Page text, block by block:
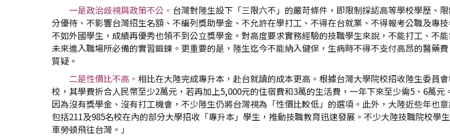
一是政治歧視與政策不公。 台灣對陸生設下「三限六不」的嚴苛條件，即限制採認高等學校學歷、
分優待、不影響台灣招生名額、不編列獎助學金、不允許在學打工、不得在台就業、不得報考公職及專
不如外國學生，成績再優秀也領不到公立獎學金。對高度要求實務經驗的技職學生來說，不能打工、不
未來進入職場所必備的實習鍛鍊。更重要的是，陸生迄今不能納入健保，生病時不得不支付高昂的醫藥
質疑。
二是性價比不高。 相比在大陸完成專升本，赴台就讀的成本更高。根據台灣大學院校招收陸生委員
校，其學費折合人民幣至少2萬元，若再加上5,000元的住宿費和3萬的生活費，一年下來至少需5、6萬
因為沒有獎學金、沒有打工機會，不少陸生仍將台灣視為「性價比較低」的選項。此外，大陸近些年也
包括211及985名校在內的部分大學招收「專升本」學生，推動技職教育迅速發展。不少大陸技職院校學
車勞頓飛往台灣。」